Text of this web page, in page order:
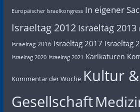
Europäischer Israelkongress In eigener
Israeltag 2012 Israeltag 2013
Israeltag 2016 Israeltag 2017 Israeltag
Israeltag 2020 Israeltag 2021 Karikaturen
Kommentar der Woche Kultur &
Gesellschaft